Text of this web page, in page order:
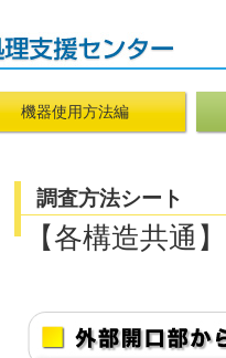
機器使用方法編
調査方法シート
【各構造共通】